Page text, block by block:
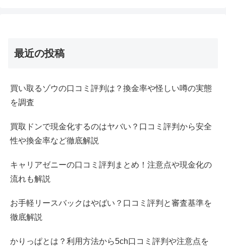
最近の投稿
買い取るゾウの口コミ評判は？換金率や怪しい噂の実態
を調査
買取ドンで現金化するのはヤバい？口コミ評判から安全
性や換金率など徹底解説
キャリアゼニーの口コミ評判まとめ！注意点や現金化の
流れも解説
お手軽リースバックはやばい？口コミ評判と審査基準を
徹底解説
かりっぱとは？利用方法から5ch口コミ評判や注意点を